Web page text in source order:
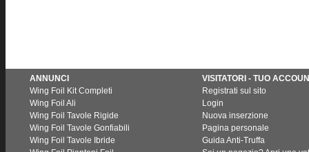
ANNUNCI
Wing Foil Kit Completi
Wing Foil Ali
Wing Foil Tavole Rigide
Wing Foil Tavole Gonfiabili
Wing Foil Tavole Ibride
VISITATORI - TUO
Registrati sul sito
Login
Nuova inserzione
Pagina personale
Guida Anti-Truffa